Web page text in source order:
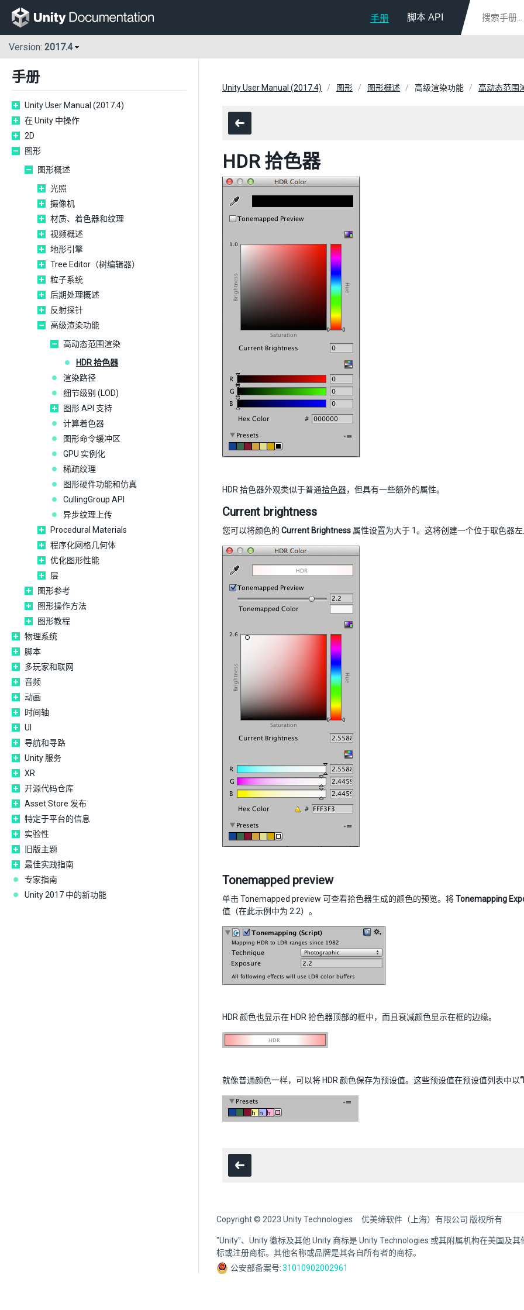
手册 脚本 API
Version: 2017.4
手册
Unity User Manual (2017.4)
在 Unity 中操作
2D
图形
图形概述
光照
摄像机
材质、着色器和纹理
视频概述
地形引擎
Tree Editor（树编辑器）
粒子系统
后期处理概述
反射探针
高级渲染功能
高动态范围渲染
HDR 拾色器
渲染路径
细节级别 (LOD)
图形 API 支持
计算着色器
图形命令缓冲区
GPU 实例化
稀疏纹理
图形硬件功能和仿真
CullingGroup API
异步纹理上传
Procedural Materials
程序化网格几何体
优化图形性能
层
图形参考
图形操作方法
图形教程
物理系统
脚本
多玩家和联网
音频
动画
时间轴
UI
导航和寻路
Unity 服务
XR
开源代码仓库
Asset Store 发布
特定于平台的信息
实验性
旧版主题
最佳实践指南
专家指南
Unity 2017 中的新功能
Unity User Manual (2017.4) 图形 图形概述 高级渲染功能 高动态范围
HDR 拾色器
HDR 拾色器外观类似于普通拾色器，但具有一些额外的属性。
Current brightness
您可以将颜色的 Current Brightness 属性设置为大于 1。这将创建一个位于取色器左
Tonemapped preview
单击 Tonemapped preview 可查看拾色器生成的颜色的预览。将Tonemapping
值（在此示例中为 2.2）。
HDR 颜色也显示在 HDR 拾色器顶部的框中，而且衰减颜色显示在框的边缘。
就像普通颜色一样，可以将 HDR 颜色保存为预设值。这些预设值在预设值列表中以
Copyright © 2023 Unity Technologies 优美缔软件（上海）有限公司 版权所有
"Unity"、Unity 徽标及其他 Unity 商标是 Unity Technologies 或其附属机构在美国及其
标或注册商标。其他名称或品牌是其各自所有者的商标。
公安部备案号:31010902002961